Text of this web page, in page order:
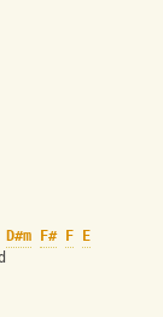
D#m F# F
E